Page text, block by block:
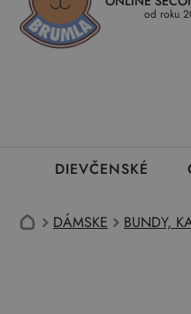
Kedy a ako dostanem tovarod roku
DIEVČENSKÉ
DÁMSKE BUNDY,